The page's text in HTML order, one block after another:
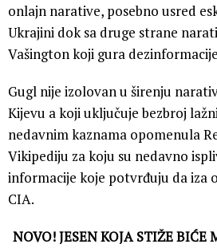
onlajn narative, posebno usred
Ukrajini dok sa druge strane
Vašington koji gura
Gugl nije izolovan u širenju
Kijevu a koji uključuje bezbroj
nedavnim kaznama opomenula
Vikipediju za koju su nedavno
informacije koje potvrđuju da iza
CIA.
NOVO! JESEN KOJA STIŽE BIĆE